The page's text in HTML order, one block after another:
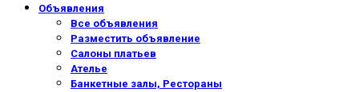
Объявления
Все объявления
Разместить объявление
Салоны платьев
Ателье
Банкетные залы, Рестораны